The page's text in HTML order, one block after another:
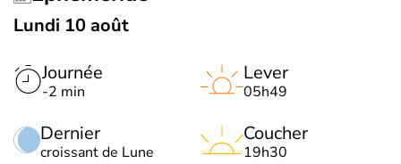
Lundi 10 août
Journée
-2 min
Dernier
croissant de Lune
Lever
05h49
Coucher
19h30